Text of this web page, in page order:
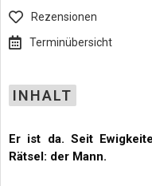
INHALT
Rezensionen
Terminübersicht
Er ist da. Seit
Rätsel: der Mann.